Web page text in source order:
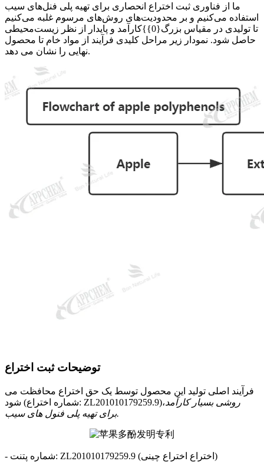
ما از فناوری ثبت اختراع انحصاری برای تهیه پلی فنل‌های سیب
استفاده می‌کنیم و بر محدودیت‌های روش‌های مرسوم غلبه می‌کنیم
تا تولیدی در مقیاس بزرگ{0}}کارآمد و پایدار از نظر زیست‌محیطی
حاصل شود. نمودار زیر مراحل کلیدی فرآیند از مواد خام تا محصول
نهایی را نشان می دهد.
توضیحات ثبت اختراع
فرآیند اصلی تولید این محصول توسط یک حق اختراع محافظت می
شود (شماره اختراع: ZL201010179259.9)،روشی بسیار کارآمد
برای تهیه پلی فنول های سیب.
- شماره پتنت: ZL201010179259.9 (اختراع اختراع چینی)